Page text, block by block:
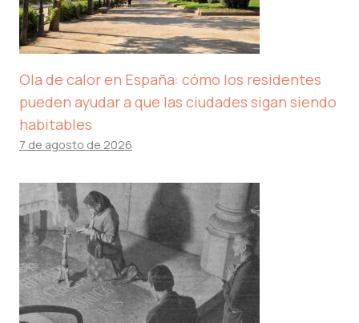
Ola de calor en España: cómo los residentes
pueden ayudar a que las ciudades sigan siendo
habitables
7 de agosto de 2026